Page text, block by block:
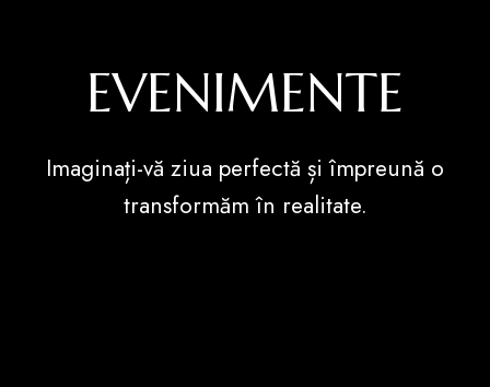
EVENIMENTE
Imaginați-vă ziua perfectă și împreună o
transformăm în realitate.